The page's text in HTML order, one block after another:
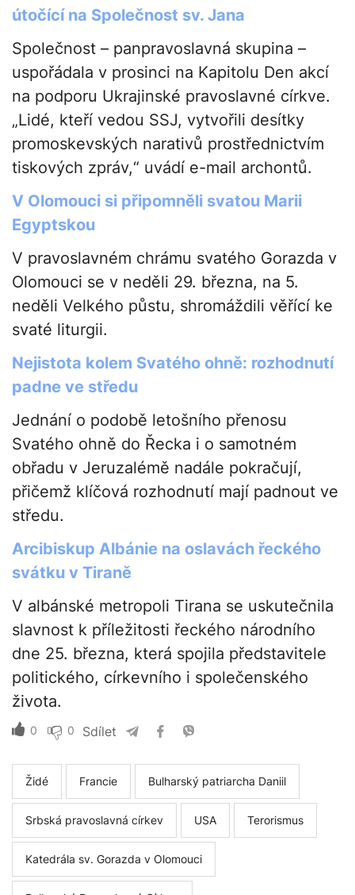
útočící na Společnost sv. Jana
Společnost – panpravoslavná skupina –
uspořádala v prosinci na Kapitolu Den akcí
na podporu Ukrajinské pravoslavné církve.
„Lidé, kteří vedou SSJ, vytvořili desítky
promoskevských narativů prostřednictvím
tiskových zpráv,“ uvádí e-mail archontů.
V Olomouci si připomněli svatou Marii
Egyptskou
V pravoslavném chrámu svatého Gorazda v
Olomouci se v neděli 29. března, na 5.
neděli Velkého půstu, shromáždili věřící ke
svaté liturgii.
Nejistota kolem Svatého ohně: rozhodnutí
padne ve středu
Jednání o podobě letošního přenosu
Svatého ohně do Řecka i o samotném
obřadu v Jeruzalémě nadále pokračují,
přičemž klíčová rozhodnutí mají padnout ve
středu.
Arcibiskup Albánie na oslavách řeckého
svátku v Tiraně
V albánské metropoli Tirana se uskutečnila
slavnost k příležitosti řeckého národního
dne 25. března, která spojila představitele
politického, církevního i společenského
života.
0 0 Sdílet
Židé Francie Bulharský patriarcha Daniil
Srbská pravoslavná církev USA Terorismus
Katedrála sv. Gorazda v Olomouci